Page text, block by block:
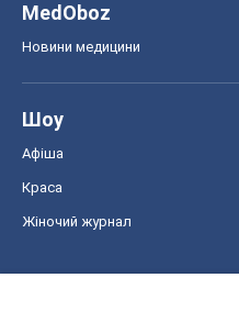
MedOboz
Новини медицини
Шоу
Афіша
Краса
Жіночий журнал